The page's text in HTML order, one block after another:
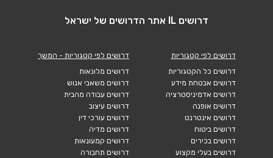
דרושים IL אתר הדרושים של ישראל
דרושים לפי קטגוריות
דרושים כל הקטגוריות
דרושים אבטחת מידע
דרושים אדמיניסטרציה
דרושים אופנה
דרושים אינטרנט
דרושים ביטוח
דרושים בכירים
דרושים בעלי מקצוע
דרושים לפי קטגוריות - המשך
דרושים מלונאות
דרושים משאבי אנוש
דרושים עבודה מהבית
דרושים עיצוב
דרושים עורכי דין
דרושים מדיה
דרושים קמעונאות
דרושים תחבורה